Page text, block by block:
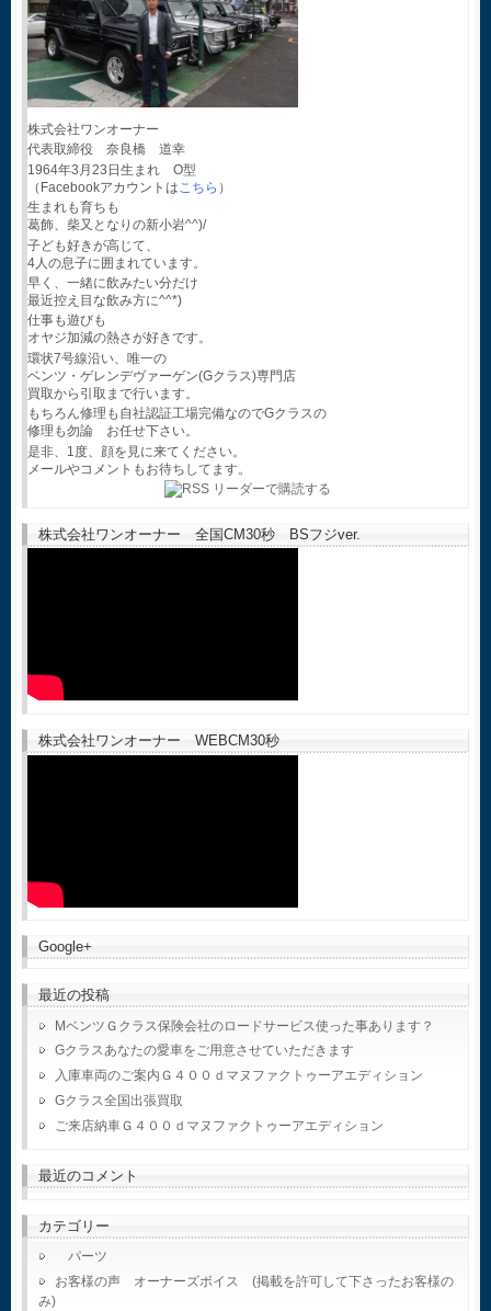
株式会社ワンオーナー
代表取締役 奈良橋 道幸
1964年3月23日生まれ O型
（Facebookアカウントはこちら ）
生まれも育ちも
葛飾、柴又となりの新小岩^^)/
子ども好きが高じて、
4人の息子に囲まれています。
早く、一緒に飲みたい分だけ
最近控え目な飲み方に^^*)
仕事も遊びも
オヤジ加減の熱さが好きです。
環状7号線沿い、唯一の
ベンツ・ゲレンデヴァーゲン(Gクラス)専門店
買取から引取まで行います。
もちろん修理も自社認証工場完備なのでGクラスの
修理も勿論 お任せ下さい。
是非、1度、顔を見に来てください。
メールやコメントもお待ちしてます。
株式会社ワンオーナー 全国CM30秒 BSフジver.
株式会社ワンオーナー WEBCM30秒
Google+
最近の投稿
MベンツＧクラス保険会社のロードサービス使った事あります？
Gクラスあなたの愛車をご用意させていただきます
入庫車両のご案内Ｇ４００ｄマヌファクトゥーアエディション
Gクラス全国出張買取
ご来店納車Ｇ４００ｄマヌファクトゥーアエディション
最近のコメント
カテゴリー
パーツ
お客様の声 オーナーズボイス (掲載を許可して下さったお客様の
み)